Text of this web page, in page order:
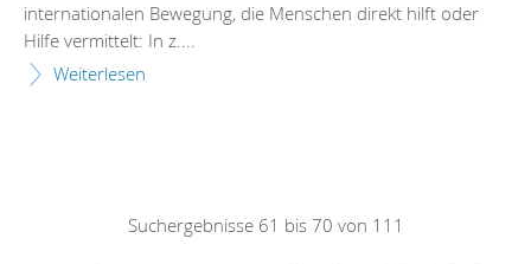
internationalen Bewegung, die Menschen direkt hilft oder
Hilfe vermittelt: In z....
Weiterlesen
Suchergebnisse 61 bis 70 von 111